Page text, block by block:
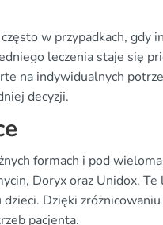
w przypadkach, gdy
leczenia staje się
na indywidualnych
decyzji.
formach i pod
Doryx oraz Unidox.
Dzięki
pacjenta.